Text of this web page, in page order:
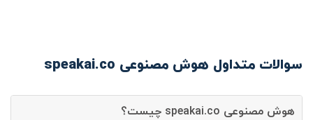
سوالات متداول هوش مصنوعی speakai.co
هوش مصنوعی speakai.co چیست؟